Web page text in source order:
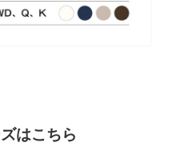
はこちら